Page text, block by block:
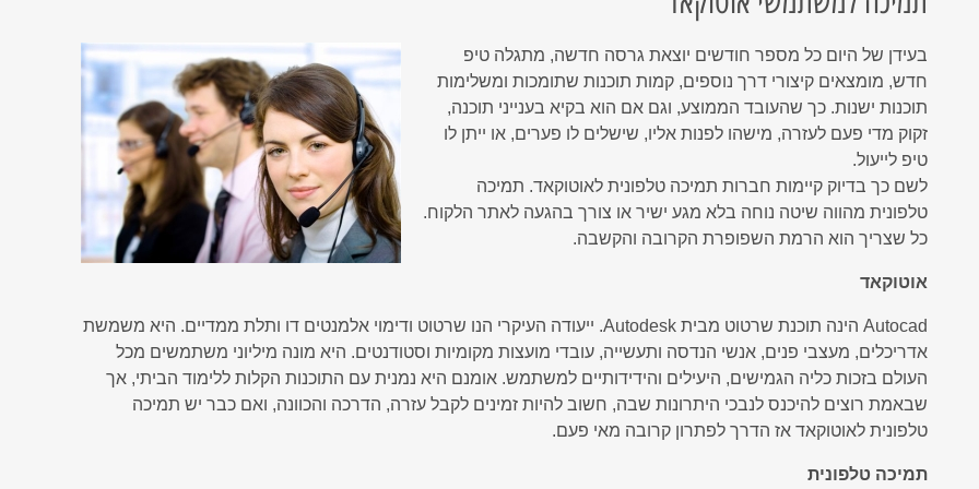
Microsoft Defender for
המשכיות עסקית - כל מה שצריך לדעת
אנטי וירוס ESET
אנטי וירוס ארגוני
גיבוי ענן מבוצר לשרתים
בדיקת חדירוּת - Penetration Test
Microsoft Defender for Office 365
הדרכת מודעות עובדים לאבטחת מידע
אנטי וירוס בענן
חבילת אבטחה מנוהלת לעסקים
נוהל טיפול ותגובה באירועי סייבר
בעידן של היום כל מספר חודשים יוצאת גרסה חדשה, מתגלה טיפ
חדש, מומצאים קיצורי דרך נוספים, קמות תוכנות שתומכות ומשלימות
תוכנות ישנות. כך שהעובד הממוצע, וגם אם הוא בקיא בענייני תוכנה,
זקוק מדי פעם לעזרה, מישהו לפנות אליו, שישלים לו פערים, או ייתן לו
טיפ לייעול.
לשם כך בדיוק קיימות חברות תמיכה טלפונית לאוטוקאד. תמיכה
טלפונית מהווה שיטה נוחה בלא מגע ישיר או צורך בהגעה לאתר הלקוח.
כל שצריך הוא הרמת השפופרת הקרובה והקשבה.
אוטוקאד
Autocad הינה תוכנת שרטוט מבית Autodesk. ייעודה העיקרי הנו שרטוט ודימוי אלמנטים דו ותלת ממדיים. היא משמשת
אדריכלים, מעצבי פנים, אנשי הנדסה ותעשייה, עובדי מועצות מקומיות וסטודנטים. היא מונה מיליוני משתמשים מכל
העולם בזכות כליה הגמישים, היעילים והידידותיים למשתמש. אומנם היא נמנית עם התוכנות הקלות ללימוד הביתי, אך
שבאמת רוצים להיכנס לנבכי היתרונות שבה, חשוב להיות זמינים לקבל עזרה, הדרכה והכוונה, ואם כבר יש תמיכה
טלפונית לאוטוקאד אז הדרך לפתרון קרובה מאי פעם.
תמיכה טלפונית